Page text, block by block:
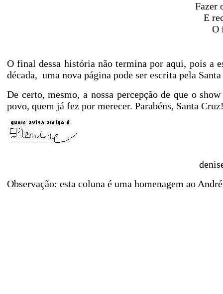
Fazer
E
O
O final dessa história não termina por aqui, pois a
década, uma nova página pode ser escrita pela
De certo, mesmo, a nossa percepção de que o
povo, quem já fez por merecer. Parabéns, Santa
Observação: esta coluna é uma homenagem ao